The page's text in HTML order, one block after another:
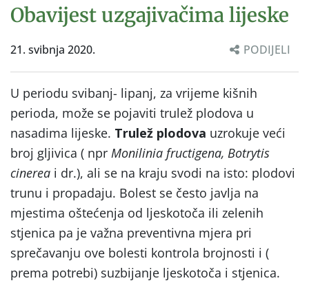
Obavijest uzgajivačima lijeske
21. svibnja 2020. PODIJELI
U periodu svibanj- lipanj, za vrijeme kišnih
perioda, može se pojaviti trulež plodova u
nasadima lijeske. Trulež plodova uzrokuje veći
broj gljivica ( npr Monilinia fructigena, Botrytis
cinerea i dr.), ali se na kraju svodi na isto: plodovi
trunu i propadaju. Bolest se često javlja na
mjestima oštećenja od ljeskotoča ili zelenih
stjenica pa je važna preventivna mjera pri
sprečavanju ove bolesti kontrola brojnosti i (
prema potrebi) suzbijanje ljeskotoča i stjenica.